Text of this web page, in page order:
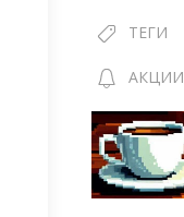
ТЕГИ
АКЦИИ